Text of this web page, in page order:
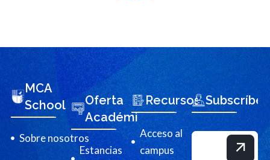
MCA
School
Sobre nosotros
Oferta
Académica
Estancias
Recursos
Acceso al
campus